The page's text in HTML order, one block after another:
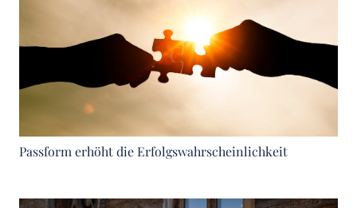
Passform erhöht die Erfolgswahrscheinlichkeit